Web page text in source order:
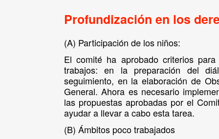
Profundización en los
(A) Participación de los niños:
El comité ha aprobado criterios
trabajos: en la preparación del
seguimiento, en la elaboración de
General. Ahora es necesario
las propuestas aprobadas por el
ayudar a llevar a cabo esta tarea.
(B) Ámbitos poco trabajados